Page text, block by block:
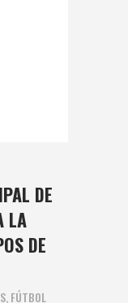
DE
LA
DE
FÚTBOL